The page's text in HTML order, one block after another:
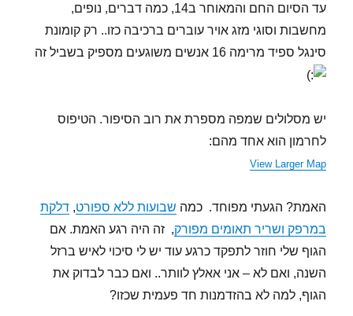
עד הסיום החם והמאוחר ב14, כמה דברים, נופים,
מחשבות וסוגי מזג אויר עוברים ברכיבה כזו.. רק קומונת
סינגל ספיד מרימה 16 אנשים משוגעים מספיק בשביל זה
יש מסלולים שמפה מספרת את רוב הסיפור. הטיפוס
לחרמון הוא אחד מהם:
View Larger Map
האמת? הגעתי מפוחד. כמה שבועות ללא ספורט,דלקת
במרפק ושריר תאומים מפורק, זה היה רגע האמת. אם
הגוף שלי חוזר לתפקד כרגע עוד יש לי סיכוי לאיש ברזל
השנה, ואם לא – אני אאלץ לוותר.. ואם כבר לבדוק את
הגוף, למה לא בהזדמנות חד פעמית שכזו?